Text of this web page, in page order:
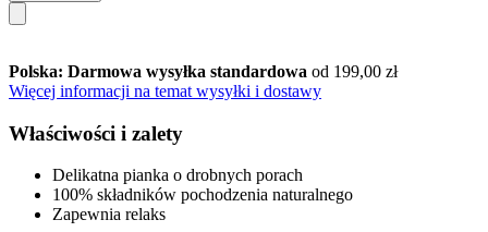
Polska: Darmowa wysyłka standardowa od 199,00 zł
Więcej informacji na temat wysyłki i dostawy
Właściwości i zalety
Delikatna pianka o drobnych porach
100% składników pochodzenia naturalnego
Zapewnia relaks